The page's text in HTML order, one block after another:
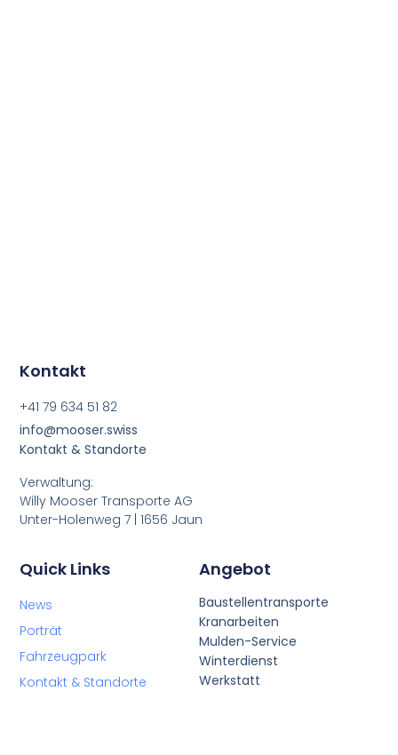
Angebot
Baustellentransporte
Kranarbeiten
Mulden-Service
Winterdienst
Werkstatt
Quick Links
News
Porträt
Fahrzeugpark
Kontakt & Standorte
Kontakt
+41 79 634 51 82
info@mooser.swiss
Kontakt & Standorte
Verwaltung:
Willy Mooser Transporte AG
Unter-Holenweg 7 | 1656 Jaun